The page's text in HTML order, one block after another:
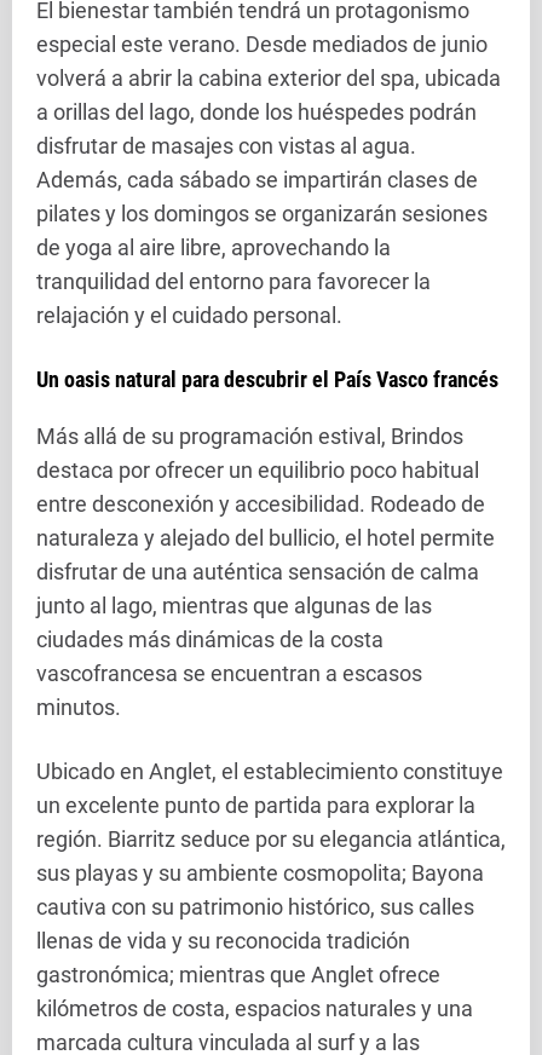
El bienestar también tendrá un protagonismo
especial este verano. Desde mediados de junio
volverá a abrir la cabina exterior del spa, ubicada
a orillas del lago, donde los huéspedes podrán
disfrutar de masajes con vistas al agua.
Además, cada sábado se impartirán clases de
pilates y los domingos se organizarán sesiones
de yoga al aire libre, aprovechando la
tranquilidad del entorno para favorecer la
relajación y el cuidado personal.
Un oasis natural para descubrir el País Vasco francés
Más allá de su programación estival, Brindos
destaca por ofrecer un equilibrio poco habitual
entre desconexión y accesibilidad. Rodeado de
naturaleza y alejado del bullicio, el hotel permite
disfrutar de una auténtica sensación de calma
junto al lago, mientras que algunas de las
ciudades más dinámicas de la costa
vascofrancesa se encuentran a escasos
minutos.
Ubicado en Anglet, el establecimiento constituye
un excelente punto de partida para explorar la
región. Biarritz seduce por su elegancia atlántica,
sus playas y su ambiente cosmopolita; Bayona
cautiva con su patrimonio histórico, sus calles
llenas de vida y su reconocida tradición
gastronómica; mientras que Anglet ofrece
kilómetros de costa, espacios naturales y una
marcada cultura vinculada al surf y a las